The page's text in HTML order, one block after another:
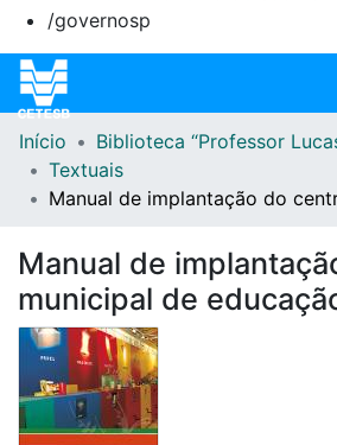
/governosp
Home
Repositório
Doações/Aquisições
Fale Conosco
Início
Biblioteca “Professor
Textuais
Manual de implantação do
Manual de
municipal de